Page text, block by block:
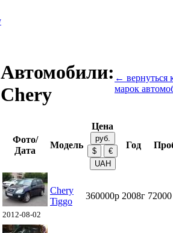
Автомобили:
Chery
← вернуться
марок
Фото/
Дата
Модель
Цена
Год
2012-08-02
Chery
Tiggo
360000р 2008г